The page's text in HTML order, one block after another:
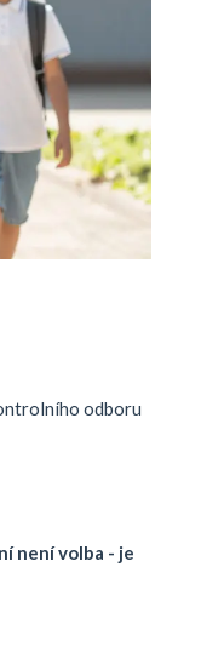
odboru
není volba - je